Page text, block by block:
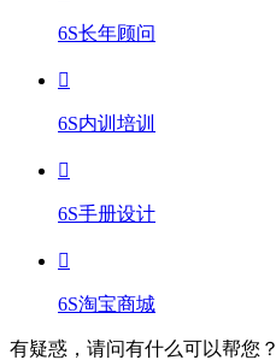
6S长年顾问
6S内训培训
6S手册设计
6S淘宝商城
有疑惑，请问有什么可以帮您？